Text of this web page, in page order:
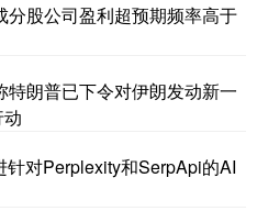
股公司盈利超预期频率高于
朗普已下令对伊朗发动新一
对Perplexity和SerpApi的AI